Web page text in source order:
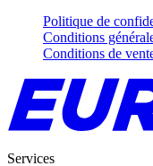
Politique de
Conditions
Conditions de
Services